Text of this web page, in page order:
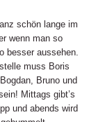
schön lange im
wenn man so
besser aussehen.
muss Boris
Bruno und
Mittags gibt’s
und abends wird